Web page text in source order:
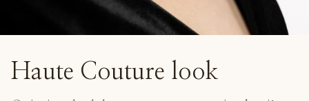
Haute Couture look